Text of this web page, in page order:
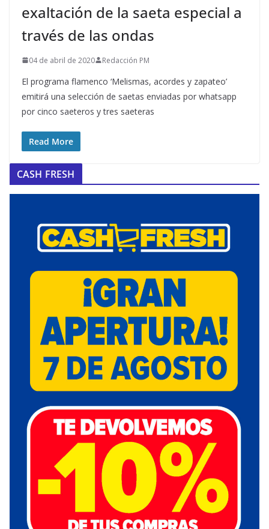
exaltación de la saeta especial a
través de las ondas
04 de abril de 2020 Redacción PM
El programa flamenco ‘Melismas, acordes y zapateo’
emitirá una selección de saetas enviadas por whatsapp
por cinco saeteros y tres saeteras
Read More
CASH FRESH